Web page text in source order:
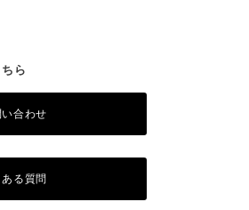
ら
合わせ
る質問